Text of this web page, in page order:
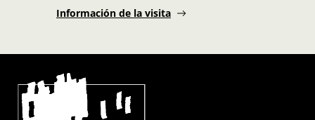
Información de la visita